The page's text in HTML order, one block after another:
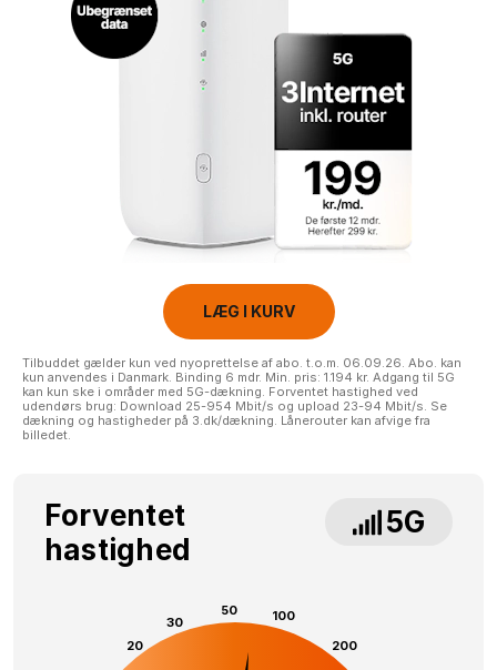
LÆG I KURV
Tilbuddet gælder kun ved nyoprettelse af abo. t.o.m. 06.09.26. Abo. kan
kun anvendes i Danmark. Binding 6 mdr. Min. pris: 1.194 kr. Adgang til 5G
kan kun ske i områder med 5G-dækning. Forventet hastighed ved
udendørs brug: Download 25-954 Mbit/s og upload 23-94 Mbit/s. Se
dækning og hastigheder på 3.dk/dækning. Lånerouter kan afvige fra
billedet.
Forventet
hastighed
5G
20
30
50
100
200